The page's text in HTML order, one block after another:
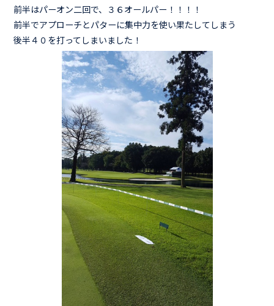
前半はパーオン二回で、３６オールパー！！！！
前半でアプローチとパターに集中力を使い果たしてしまう
後半４０を打ってしまいました！